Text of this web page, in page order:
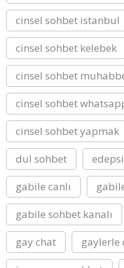
cinsel sohbet istanbul
cinsel sohbet kelebek
cinsel sohbet
cinsel sohbet
cinsel sohbet yapmak
dul sohbet
gabile canlı
gabile sohbet kanalı
gay chat
gaylerle